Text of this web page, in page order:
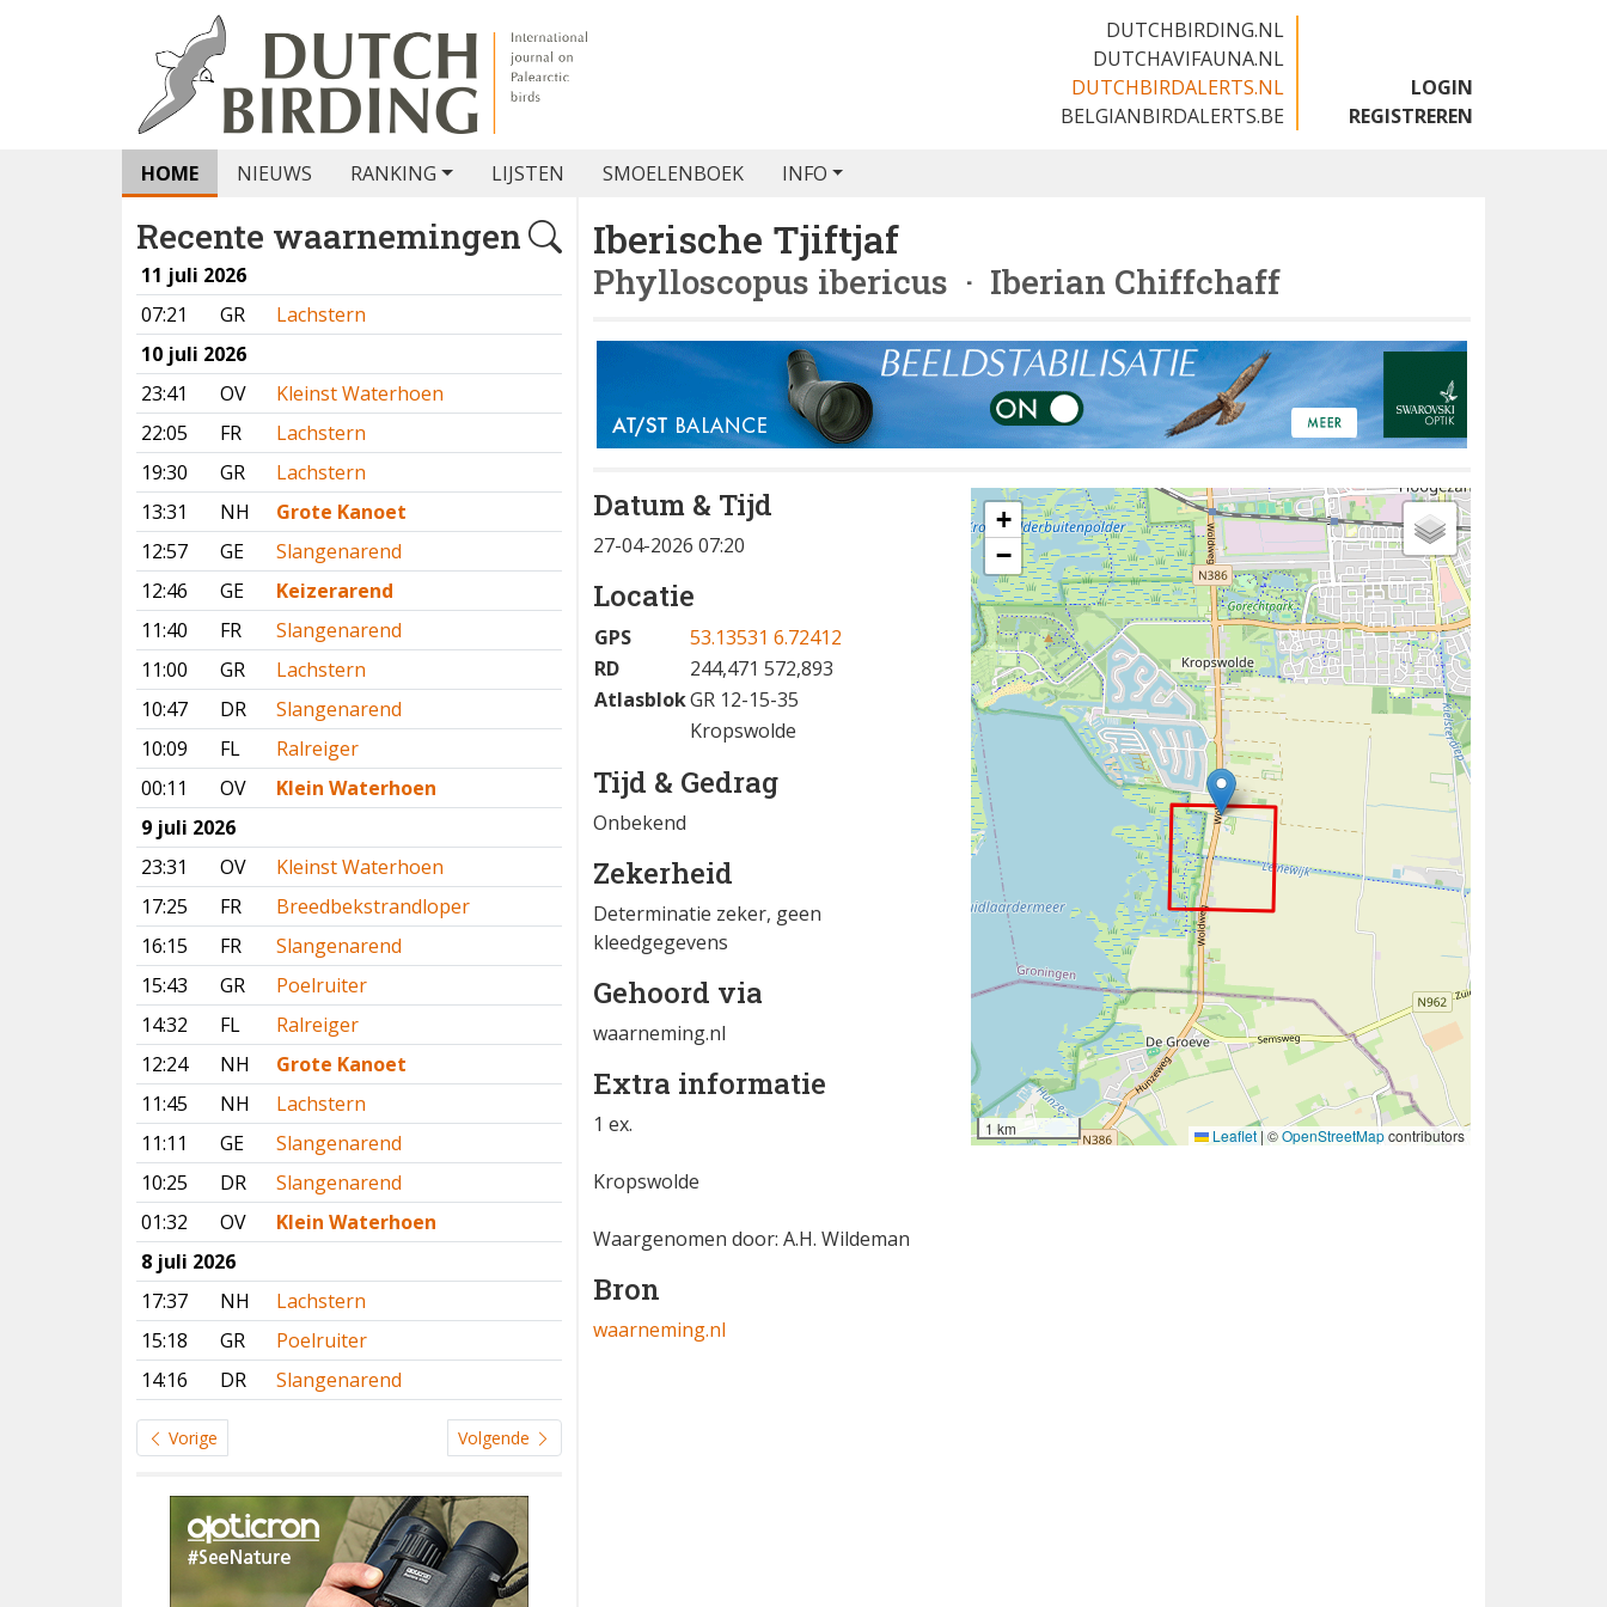
DUTCHBIRDING.NL
DUTCHAVIFAUNA.NL
DUTCHBIRDALERTS.NL
BELGIANBIRDALERTS.BE
LOGIN
REGISTREREN
HOME NIEUWS RANKING LIJSTEN SMOELENBOEK INFO
Recente waarnemingen
11 juli 2026
07:21
GR
Lachstern
10 juli 2026
23:41
OV
Kleinst Waterhoen
22:05
FR
Lachstern
19:30
GR
Lachstern
13:31
NH
Grote Kanoet
12:57
GE
Slangenarend
12:46
GE
Keizerarend
11:40
FR
Slangenarend
11:00
GR
Lachstern
10:47
DR
Slangenarend
10:09
FL
Ralreiger
00:11
OV
Klein Waterhoen
9 juli 2026
23:31
OV
Kleinst Waterhoen
17:25
FR
Breedbekstrandloper
16:15
FR
Slangenarend
15:43
GR
Poelruiter
14:32
FL
Ralreiger
12:24
NH
Grote Kanoet
11:45
NH
Lachstern
11:11
GE
Slangenarend
10:25
DR
Slangenarend
01:32
OV
Klein Waterhoen
8 juli 2026
17:37
NH
Lachstern
15:18
GR
Poelruiter
14:16
DR Slangenarend
Vorige Volgende
Iberische Tjiftjaf
Phylloscopus ibericus · Iberian Chiffchaff
Datum & Tijd
27-04-2026 07:20
Locatie
GPS
53.13531 6.72412
RD
244,471 572,893
AtlasblokGR 12-15-35
Kropswolde
Tijd & Gedrag
Onbekend
Zekerheid
Determinatie zeker, geen
kleedgegevens
Gehoord via
waarneming.nl
Extra informatie
1 ex.
Kropswolde
Waargenomen door: A.H. Wildeman
Bron
waarneming.nl
+
−
1 km Leaflet |©OpenStreetMapcontributors